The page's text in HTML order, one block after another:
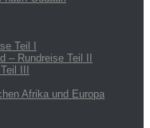
Teil I
– Rundreise Teil II
III
Afrika und Europa